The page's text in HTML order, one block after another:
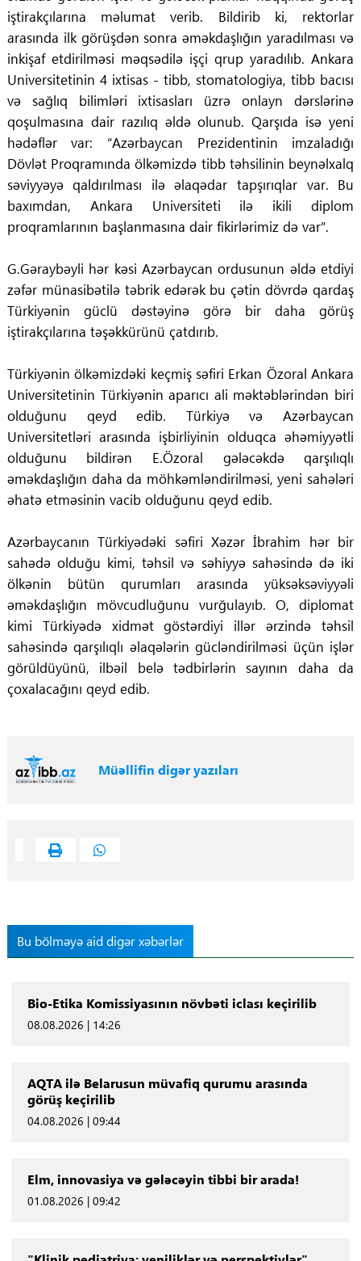
iştirakçılarına məlumat verib. Bildirib ki, rektorlar
arasında ilk görüşdən sonra əməkdaşlığın yaradılması və
inkişaf etdirilməsi məqsədilə işçi qrup yaradılıb. Ankara
Universitetinin 4 ixtisas - tibb, stomatologiya, tibb bacısı
və sağlıq bilimləri ixtisasları üzrə onlayn dərslərinə
qoşulmasına dair razılıq əldə olunub. Qarşıda isə yeni
hədəflər var: “Azərbaycan Prezidentinin imzaladığı
Dövlət Proqramında ölkəmizdə tibb təhsilinin beynəlxalq
səviyyəyə qaldırılması ilə əlaqədar tapşırıqlar var. Bu
baxımdan, Ankara Universiteti ilə ikili diplom
proqramlarının başlanmasına dair fikirlərimiz də var”.
G.Gəraybəyli hər kəsi Azərbaycan ordusunun əldə etdiyi
zəfər münasibətilə təbrik edərək bu çətin dövrdə qardaş
Türkiyənin güclü dəstəyinə görə bir daha görüş
iştirakçılarına təşəkkürünü çatdırıb.
Türkiyənin ölkəmizdəki keçmiş səfiri Erkan Özoral Ankara
Universitetinin Türkiyənin aparıcı ali məktəblərindən biri
olduğunu qeyd edib. Türkiyə və Azərbaycan
Universitetləri arasında işbirliyinin olduqca əhəmiyyətli
olduğunu bildirən E.Özoral gələcəkdə qarşılıqlı
əməkdaşlığın daha da möhkəmləndirilməsi, yeni sahələri
əhatə etməsinin vacib olduğunu qeyd edib.
Azərbaycanın Türkiyədəki səfiri Xəzər İbrahim hər bir
sahədə olduğu kimi, təhsil və səhiyyə sahəsində də iki
ölkənin bütün qurumları arasında yüksəksəviyyəli
əməkdaşlığın mövcudluğunu vurğulayıb. O, diplomat
kimi Türkiyədə xidmət göstərdiyi illər ərzində təhsil
sahəsində qarşılıqlı əlaqələrin gücləndirilməsi üçün işlər
görüldüyünü, ilbəil belə tədbirlərin sayının daha da
çoxalacağını qeyd edib.
Müəllifin digər yazıları
Bu bölməyə aid digər xəbərlər
Bio-Etika Komissiyasının növbəti iclası keçirilib
08.08.2026 | 14:26
AQTA ilə Belarusun müvafiq qurumu arasında
görüş keçirilib
04.08.2026 | 09:44
Elm, innovasiya və gələcəyin tibbi bir arada!
01.08.2026 | 09:42